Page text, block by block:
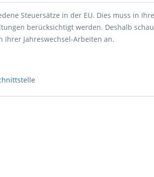
Steuersätze in der EU. Dies muss in
berücksichtigt werden. Deshalb
Jahreswechsel-Arbeiten an.